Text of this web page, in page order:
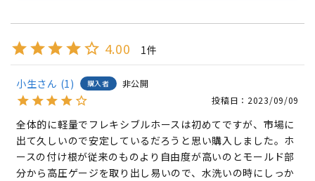
4.00 1
小生 1 購入者
非公開
投稿日
2023/09/09
全体的に軽量でフレキシブルホースは初めてですが、市場に
出て久しいので安定しているだろうと思い購入しました。ホ
ースの付け根が従来のものより自由度が高いのとモールド部
分から高圧ゲージを取り出し易いので、水洗いの時にしっか